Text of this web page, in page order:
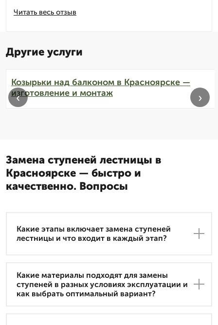
Читать весь отзыв
Другие услуги
Козырьки над балконом в Красноярске —
изготовление и монтаж
‹ ›
Замена ступеней лестницы в
Красноярске — быстро и
качественно. Вопросы
Какие этапы включает замена ступеней
лестницы и что входит в каждый этап?
Какие материалы подходят для замены
ступеней в разных условиях эксплуатации и
как выбрать оптимальный вариант?